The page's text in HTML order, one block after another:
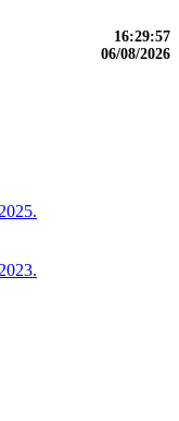
16:29:58
06/08/2026